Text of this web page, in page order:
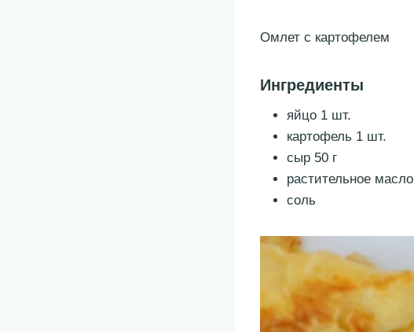
Омлет с картофелем
Ингредиенты
яйцо 1 шт.
картофель 1 шт.
сыр 50 г
растительное масло
соль